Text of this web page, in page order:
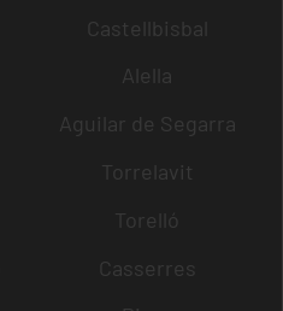
Castellbisbal
Alella
Aguilar de Segarra
Torrelavit
Torelló
Casserres